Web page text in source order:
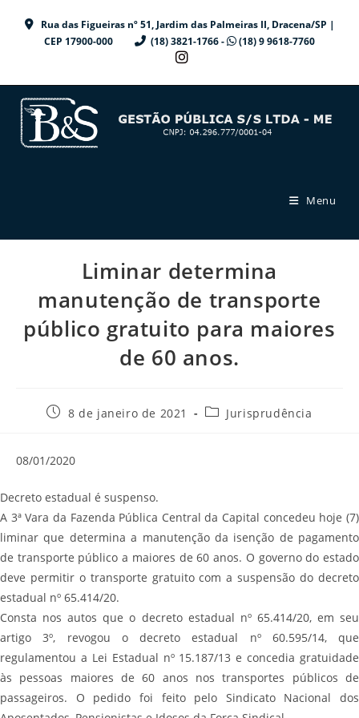
Rua das Figueiras nº 51, Jardim das Palmeiras II, Dracena/SP |
CEP 17900-000
(18) 3821-1766 - (18) 9 9618-7760
Menu
Liminar determina
manutenção de transporte
público gratuito para maiores
de 60 anos.
Post8 de janeiro de 2021
Categoria
Jurisprudência
08/01/2020
Decreto estadual é suspenso.
A 3ª Vara da Fazenda Pública Central da Capital concedeu hoje (7)
liminar que determina a manutenção da isenção de pagamento
de transporte público a maiores de 60 anos. O governo do estado
deve permitir o transporte gratuito com a suspensão do decreto
estadual nº 65.414/20.
Consta nos autos que o decreto estadual nº 65.414/20, em seu
artigo 3º, revogou o decreto estadual nº 60.595/14, que
regulamentou a Lei Estadual nº 15.187/13 e concedia gratuidade
às pessoas maiores de 60 anos nos transportes públicos de
passageiros. O pedido foi feito pelo Sindicato Nacional dos